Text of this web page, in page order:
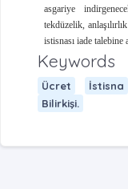
asgariye
tekdüzelik,
istisnası iade
Keywords
Ücret İstisna
Bilirkişi.